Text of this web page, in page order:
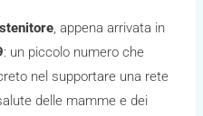
, appena arrivata in
: un piccolo numero che
nel supportare una rete
delle mamme e dei